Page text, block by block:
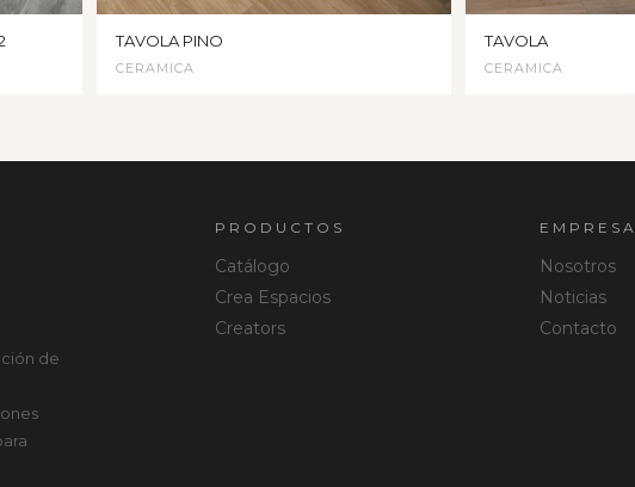
TAVOLA PINO
CERAMICA
TAVOLA
CERAMICA
de
PRODUCTOS
Catálogo
Crea Espacios
Creators
EMPRESA
Nosotros
Noticias
Contacto